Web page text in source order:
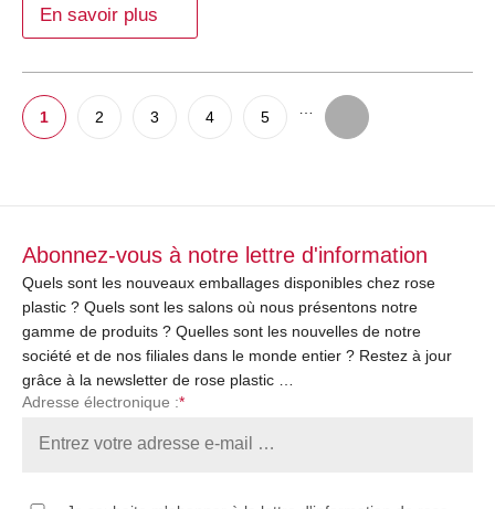
En savoir plus
1 2 3 4 5
Abonnez-vous à notre lettre d'information
Quels sont les nouveaux emballages disponibles chez rose
plastic ? Quels sont les salons où nous présentons notre
gamme de produits ? Quelles sont les nouvelles de notre
société et de nos filiales dans le monde entier ? Restez à jour
grâce à la newsletter de rose plastic …
Adresse électronique :*